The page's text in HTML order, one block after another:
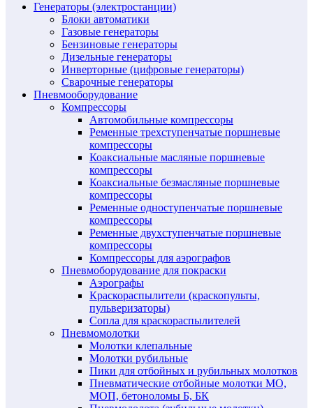
Генераторы (электростанции)
Блоки автоматики
Газовые генераторы
Бензиновые генераторы
Дизельные генераторы
Инверторные (цифровые генераторы)
Сварочные генераторы
Пневмооборудование
Компрессоры
Автомобильные компрессоры
Ременные трехступенчатые поршневые
компрессоры
Коаксиальные масляные поршневые
компрессоры
Коаксиальные безмасляные поршневые
компрессоры
Ременные одноступенчатые поршневые
компрессоры
Ременные двухступенчатые поршневые
компрессоры
Компрессоры для аэрографов
Пневмоборудование для покраски
Аэрографы
Краскораспылители (краскопульты,
пульверизаторы)
Сопла для краскораспылителей
Пневмомолотки
Молотки клепальные
Молотки рубильные
Пики для отбойных и рубильных молотков
Пневматические отбойные молотки МО,
МОП, бетоноломы Б, БК